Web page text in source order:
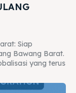
Siap
Bawang Barat.
yang terus